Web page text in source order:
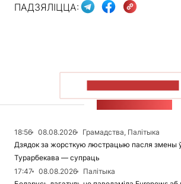
ПАДЗЯЛІЦЦА:
18:56 08.08.2026
Грамадства, Палітыка
Дзядок за жорсткую люстрацыю пасля змены
Турарбекава — супраць
17:47
08.08.2026
Палітыка